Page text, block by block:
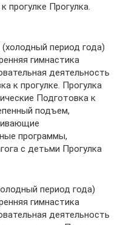
прогулке Прогулка.
период года)
гимнастика
деятельность
к прогулке. Прогулка
Подготовка к
подъем,
программы,
с детьми Прогулка
период года)
гимнастика
деятельность